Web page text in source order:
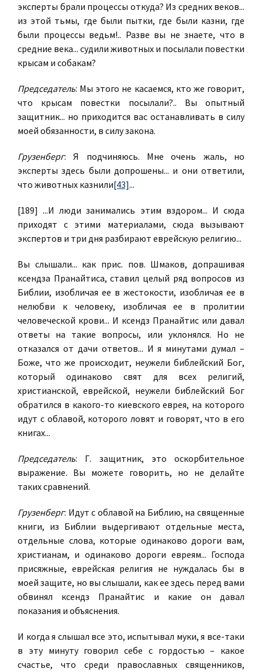
эксперты брали процессы откуда? Из средних веков...
из этой тьмы, где были пытки, где были казни, где
были процессы ведьм!.. Разве вы не знаете, что в
средние века... судили животных и посылали повестки
крысам и собакам?
Председатель: Мы этого не касаемся, кто же говорит,
что крысам повестки посылали?.. Вы опытный
защитник... но приходится вас останавливать в силу
моей обязанности, в силу закона.
Грузенберг: Я подчиняюсь. Мне очень жаль, но
эксперты здесь были допрошены... и они ответили,
что животных казнили[43]...
[189] ...И люди занимались этим вздором... И сюда
приходят с этими материалами, сюда вызывают
экспертов и три дня разбирают еврейскую религию...
Вы слышали... как прис. пов. Шмаков, допрашивая
ксендза Пранайтиса, ставил целый ряд вопросов из
Библии, изобличая ее в жестокости, изобличая ее в
нелюбви к человеку, изобличая ее в пролитии
человеческой крови... И ксендз Пранайтис или давал
ответы на такие вопросы, или уклонялся. Но не
отказался от дачи ответов... И я минутами думал –
Боже, что же происходит, неужели библейский Бог,
который одинаково свят для всех религий,
христианской, еврейской, неужели библейский Бог
обратился в какого-то киевского еврея, на которого
идут с облавой, которого ловят и говорят, что в его
книгах...
Председатель: Г. защитник, это оскорбительное
выражение. Вы можете говорить, но не делайте
таких сравнений.
Грузенберг: Идут с облавой на Библию, на священные
книги, из Библии выдергивают отдельные места,
отдельные слова, которые одинаково дороги вам,
христианам, и одинаково дороги евреям... Господа
присяжные, еврейская религия не нуждалась бы в
моей защите, но вы слышали, как ее здесь перед вами
обвинял ксендз Пранайтис и какие он давал
показания и объяснения.
И когда я слышал все это, испытывал муки, я все-таки
в эту минуту говорил себе с гордостью – какое
счастье, что среди православных священников,